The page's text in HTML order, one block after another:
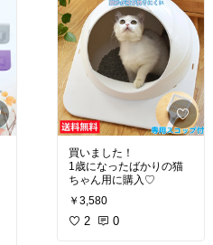
買いました！
1歳になったばかりの猫
ちゃん用に購入♡
￥3,580
2 0